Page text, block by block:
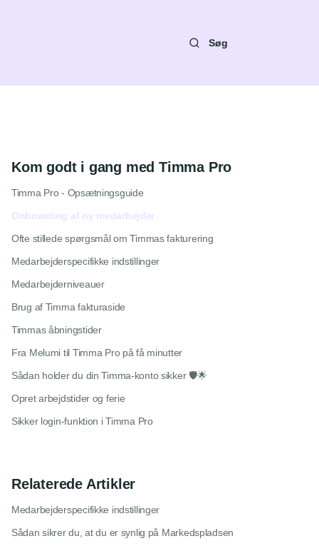
Søg
Kom godt i gang med Timma Pro
Timma Pro - Opsætningsguide
Onboarding af ny medarbejder
Ofte stillede spørgsmål om Timmas fakturering
Medarbejderspecifikke indstillinger
Medarbejderniveauer
Brug af Timma fakturaside
Timmas åbningstider
Fra Melumi til Timma Pro på få minutter
Sådan holder du din Timma-konto sikker 🛡️🌟
Opret arbejdstider og ferie
Sikker login-funktion i Timma Pro
Relaterede Artikler
Medarbejderspecifikke indstillinger
Sådan sikrer du, at du er synlig på Markedspladsen